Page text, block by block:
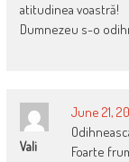
atitudinea voastră!
Dumnezeu s-o
Vali
June 21,
Foarte